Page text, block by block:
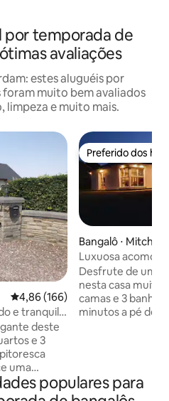
por temporada de
avaliações
estes aluguéis por
muito bem avaliados
limpeza e muito mais.
4,86 de uma avaliação média de
4,86 (166)
e tranquilo
deste
e 3
uma
do
Preferido dos
Preferido dos
Bangalô ⋅
Luxuosa
banheiros
Desfrute de uma
nesta casa muito
camas e 3
minutos a pé de
estar, sala de
e quatro quartos
populares para